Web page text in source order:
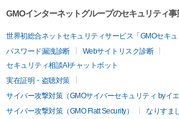
GMOインターネットグループのセキュリティ事
世界初総合ネットセキュリティサービス「GMOセキュ
パスワード漏洩診断
Webサイトリスク診断
セキュリティ相談AIチャットボット
実在証明・盗聴対策
サイバー攻撃対策（GMOサイバーセキュリティ byイエ
サイバー攻撃対策（GMO Flatt Security）
なりすま